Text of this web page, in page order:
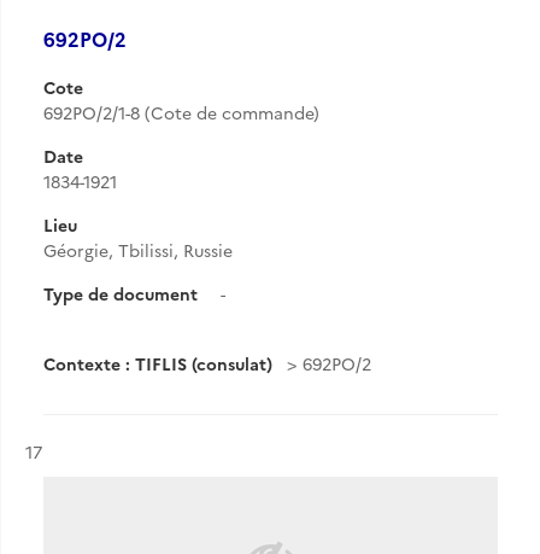
692PO/2
Cote
692PO/2/1-8 (Cote de commande)
Date
1834-1921
Lieu
Géorgie, Tbilissi, Russie
Type de document
-
Contexte : TIFLIS (consulat) 692PO/2
Résultat n°
17